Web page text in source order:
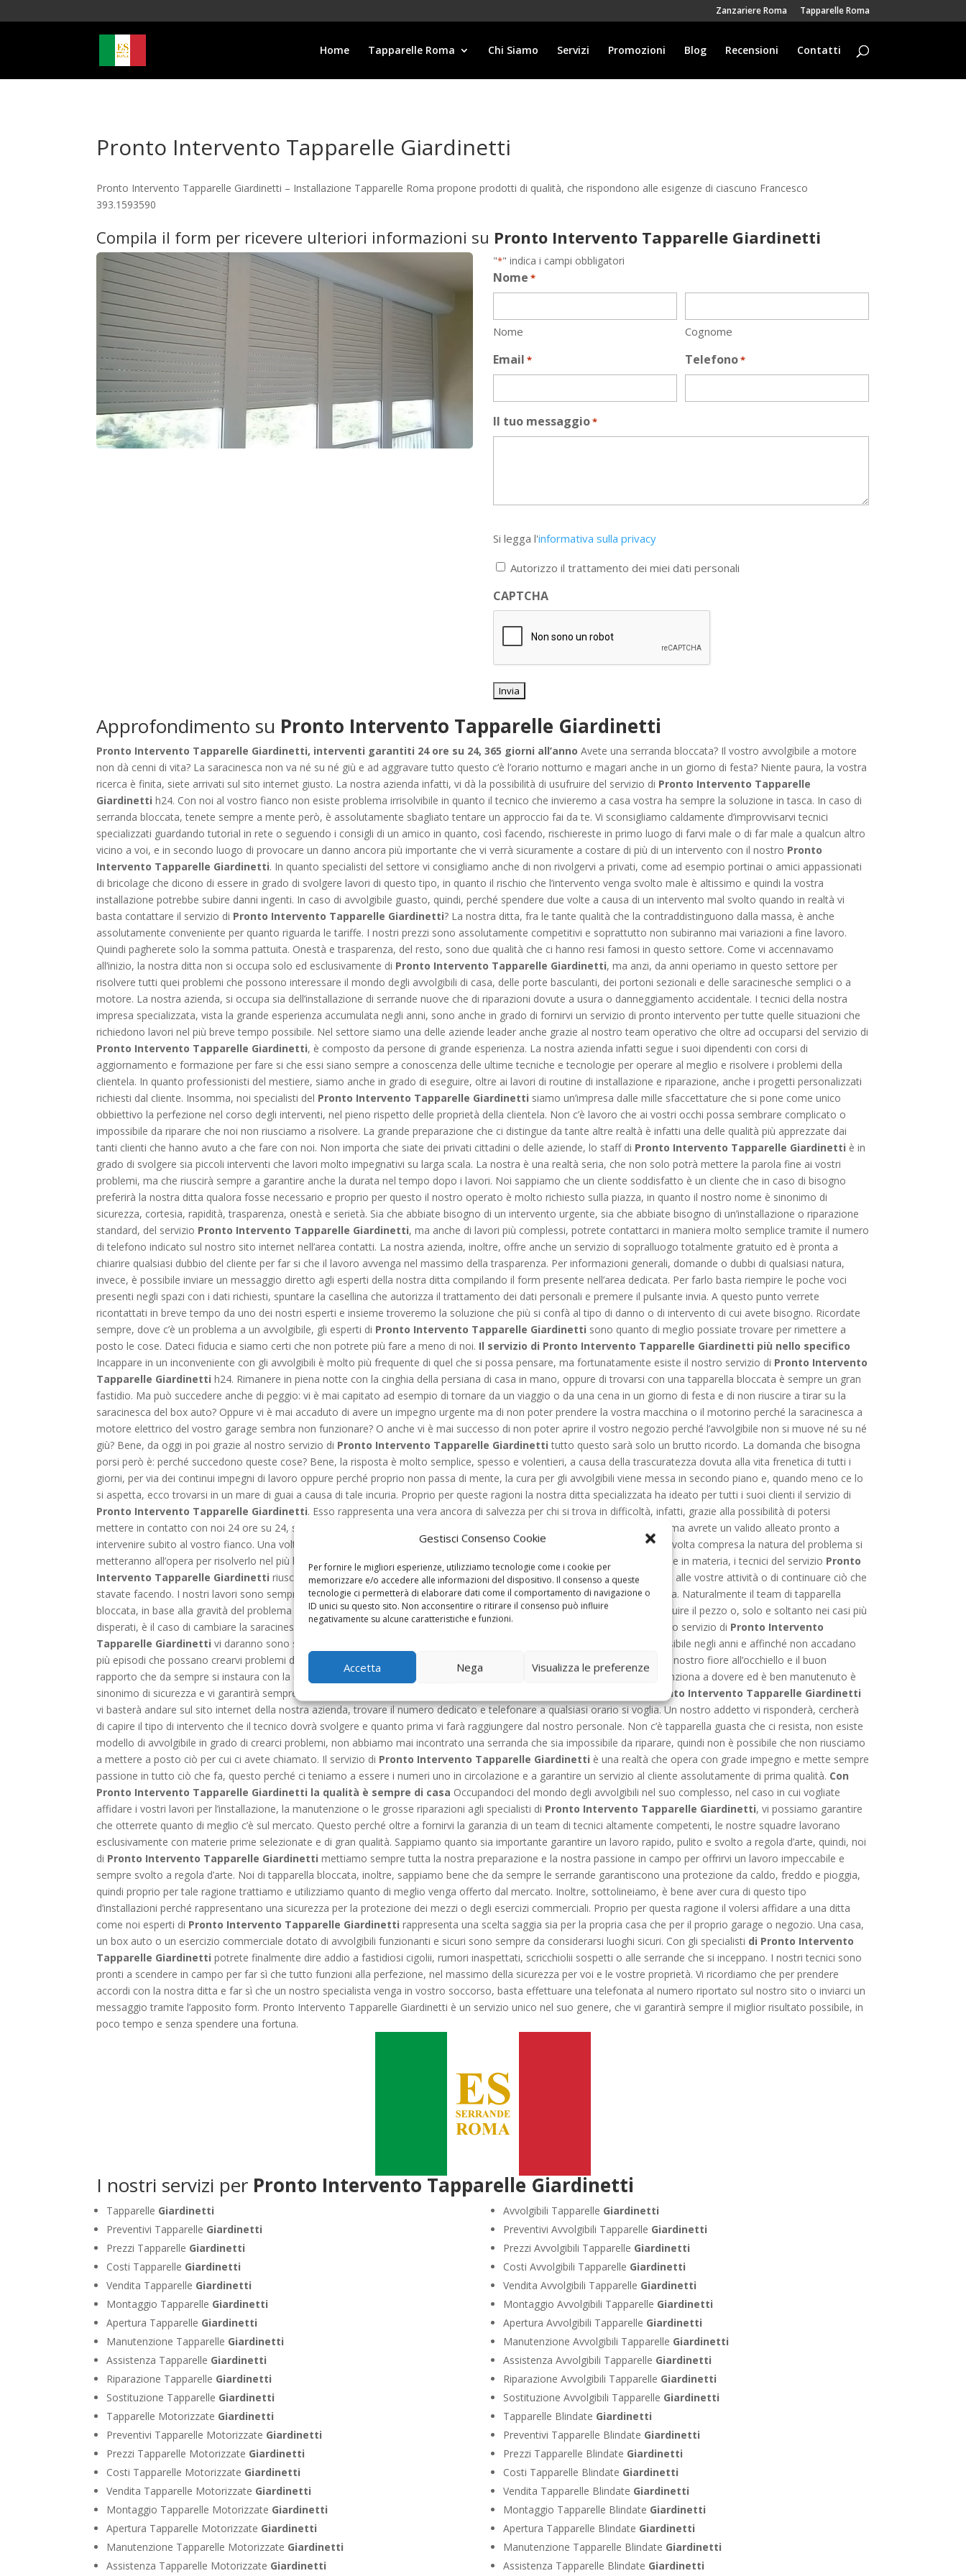
Gestisci Consenso Cookie
Per fornire le migliori esperienze, utilizziamo tecnologie come i cookie per
memorizzare e/o accedere alle informazioni del dispositivo. Il consenso a queste
tecnologie ci permetterà di elaborare dati come il comportamento di navigazione o
ID unici su questo sito. Non acconsentire o ritirare il consenso può influire
negativamente su alcune caratteristiche e funzioni.
Accetta Nega Visualizza le preferenze
Zanzariere Roma Tapparelle Roma
Home Tapparelle Roma Chi Siamo Servizi Promozioni Blog Recensioni Contatti
Pronto Intervento Tapparelle Giardinetti
Pronto Intervento Tapparelle Giardinetti – Installazione Tapparelle Roma propone prodotti di qualità, che rispondono alle esigenze di ciascuno Francesco
393.1593590
Compila il form per ricevere ulteriori informazioni su Pronto Intervento Tapparelle Giardinetti
"*" indica i campi obbligatori
Nome *
Nome Cognome
Email * Telefono*
Il tuo messaggio*
legga
l'informativa
privacy
*
Si legga l'informativa sulla privacy
Autorizzo il trattamento dei miei dati personali
CAPTCHA
Approfondimento su Pronto Intervento Tapparelle Giardinetti
Pronto Intervento Tapparelle Giardinetti, interventi garantiti 24 ore su 24, 365 giorni all’anno Avete una serranda bloccata? Il vostro avvolgibile a motore
non dà cenni di vita? La saracinesca non va né su né giù e ad aggravare tutto questo c’è l’orario notturno e magari anche in un giorno di festa? Niente paura, la vostra
ricerca è finita, siete arrivati sul sito internet giusto. La nostra azienda infatti, vi dà la possibilità di usufruire del servizio di Pronto Intervento Tapparelle
Giardinetti h24. Con noi al vostro fianco non esiste problema irrisolvibile in quanto il tecnico che invieremo a casa vostra ha sempre la soluzione in tasca. In caso di
serranda bloccata, tenete sempre a mente però, è assolutamente sbagliato tentare un approccio fai da te. Vi sconsigliamo caldamente d’improvvisarvi tecnici
specializzati guardando tutorial in rete o seguendo i consigli di un amico in quanto, così facendo, rischiereste in primo luogo di farvi male o di far male a qualcun altro
vicino a voi, e in secondo luogo di provocare un danno ancora più importante che vi verrà sicuramente a costare di più di un intervento con il nostro Pronto
Intervento Tapparelle Giardinetti. In quanto specialisti del settore vi consigliamo anche di non rivolgervi a privati, come ad esempio portinai o amici appassionati
di bricolage che dicono di essere in grado di svolgere lavori di questo tipo, in quanto il rischio che l’intervento venga svolto male è altissimo e quindi la vostra
installazione potrebbe subire danni ingenti. In caso di avvolgibile guasto, quindi, perché spendere due volte a causa di un intervento mal svolto quando in realtà vi
basta contattare il servizio di Pronto Intervento Tapparelle Giardinetti? La nostra ditta, fra le tante qualità che la contraddistinguono dalla massa, è anche
assolutamente conveniente per quanto riguarda le tariffe. I nostri prezzi sono assolutamente competitivi e soprattutto non subiranno mai variazioni a fine lavoro.
Quindi pagherete solo la somma pattuita. Onestà e trasparenza, del resto, sono due qualità che ci hanno resi famosi in questo settore. Come vi accennavamo
all’inizio, la nostra ditta non si occupa solo ed esclusivamente di Pronto Intervento Tapparelle Giardinetti, ma anzi, da anni operiamo in questo settore per
risolvere tutti quei problemi che possono interessare il mondo degli avvolgibili di casa, delle porte basculanti, dei portoni sezionali e delle saracinesche semplici o a
motore. La nostra azienda, si occupa sia dell’installazione di serrande nuove che di riparazioni dovute a usura o danneggiamento accidentale. I tecnici della nostra
impresa specializzata, vista la grande esperienza accumulata negli anni, sono anche in grado di fornirvi un servizio di pronto intervento per tutte quelle situazioni che
richiedono lavori nel più breve tempo possibile. Nel settore siamo una delle aziende leader anche grazie al nostro team operativo che oltre ad occuparsi del servizio di
Pronto Intervento Tapparelle Giardinetti, è composto da persone di grande esperienza. La nostra azienda infatti segue i suoi dipendenti con corsi di
aggiornamento e formazione per fare si che essi siano sempre a conoscenza delle ultime tecniche e tecnologie per operare al meglio e risolvere i problemi della
clientela. In quanto professionisti del mestiere, siamo anche in grado di eseguire, oltre ai lavori di routine di installazione e riparazione, anche i progetti personalizzati
richiesti dal cliente. Insomma, noi specialisti del Pronto Intervento Tapparelle Giardinetti siamo un’impresa dalle mille sfaccettature che si pone come unico
obbiettivo la perfezione nel corso degli interventi, nel pieno rispetto delle proprietà della clientela. Non c’è lavoro che ai vostri occhi possa sembrare complicato o
impossibile da riparare che noi non riusciamo a risolvere. La grande preparazione che ci distingue da tante altre realtà è infatti una delle qualità più apprezzate dai
tanti clienti che hanno avuto a che fare con noi. Non importa che siate dei privati cittadini o delle aziende, lo staff di Pronto Intervento Tapparelle Giardinetti è in
grado di svolgere sia piccoli interventi che lavori molto impegnativi su larga scala. La nostra è una realtà seria, che non solo potrà mettere la parola fine ai vostri
problemi, ma che riuscirà sempre a garantire anche la durata nel tempo dopo i lavori. Noi sappiamo che un cliente soddisfatto è un cliente che in caso di bisogno
preferirà la nostra ditta qualora fosse necessario e proprio per questo il nostro operato è molto richiesto sulla piazza, in quanto il nostro nome è sinonimo di
sicurezza, cortesia, rapidità, trasparenza, onestà e serietà. Sia che abbiate bisogno di un intervento urgente, sia che abbiate bisogno di un’installazione o riparazione
standard, del servizio Pronto Intervento Tapparelle Giardinetti, ma anche di lavori più complessi, potrete contattarci in maniera molto semplice tramite il numero
di telefono indicato sul nostro sito internet nell’area contatti. La nostra azienda, inoltre, offre anche un servizio di sopralluogo totalmente gratuito ed è pronta a
chiarire qualsiasi dubbio del cliente per far si che il lavoro avvenga nel massimo della trasparenza. Per informazioni generali, domande o dubbi di qualsiasi natura,
invece, è possibile inviare un messaggio diretto agli esperti della nostra ditta compilando il form presente nell’area dedicata. Per farlo basta riempire le poche voci
presenti negli spazi con i dati richiesti, spuntare la casellina che autorizza il trattamento dei dati personali e premere il pulsante invia. A questo punto verrete
ricontattati in breve tempo da uno dei nostri esperti e insieme troveremo la soluzione che più si confà al tipo di danno o di intervento di cui avete bisogno. Ricordate
sempre, dove c’è un problema a un avvolgibile, gli esperti di Pronto Intervento Tapparelle Giardinetti sono quanto di meglio possiate trovare per rimettere a
posto le cose. Dateci fiducia e siamo certi che non potrete più fare a meno di noi. Il servizio di Pronto Intervento Tapparelle Giardinetti più nello specifico
Incappare in un inconveniente con gli avvolgibili è molto più frequente di quel che si possa pensare, ma fortunatamente esiste il nostro servizio di Pronto Intervento
Tapparelle Giardinetti h24. Rimanere in piena notte con la cinghia della persiana di casa in mano, oppure di trovarsi con una tapparella bloccata è sempre un gran
fastidio. Ma può succedere anche di peggio: vi è mai capitato ad esempio di tornare da un viaggio o da una cena in un giorno di festa e di non riuscire a tirar su la
saracinesca del box auto? Oppure vi è mai accaduto di avere un impegno urgente ma di non poter prendere la vostra macchina o il motorino perché la saracinesca a
motore elettrico del vostro garage sembra non funzionare? O anche vi è mai successo di non poter aprire il vostro negozio perché l’avvolgibile non si muove né su né
giù? Bene, da oggi in poi grazie al nostro servizio di Pronto Intervento Tapparelle Giardinetti tutto questo sarà solo un brutto ricordo. La domanda che bisogna
porsi però è: perché succedono queste cose? Bene, la risposta è molto semplice, spesso e volentieri, a causa della trascuratezza dovuta alla vita frenetica di tutti i
giorni, per via dei continui impegni di lavoro oppure perché proprio non passa di mente, la cura per gli avvolgibili viene messa in secondo piano e, quando meno ce lo
si aspetta, ecco trovarsi in un mare di guai a causa di tale incuria. Proprio per queste ragioni la nostra ditta specializzata ha ideato per tutti i suoi clienti il servizio di
Pronto Intervento Tapparelle Giardinetti. Esso rappresenta una vera ancora di salvezza per chi si trova in difficoltà, infatti, grazie alla possibilità di potersi
mettere in contatto con noi 24 ore su 24, sette giorni su sette festivi compresi, non sarete mai più soli in queste situazioni, ma avrete un valido alleato pronto a
intervenire subito al vostro fianco. Una volta contattati infatti, i nostri specialisti vi raggiungeranno all’indirizzo fornito e, una volta compresa la natura del problema si
metteranno all’opera per risolverlo nel più breve tempo possibile. Grazie all’esperienza maturata negli anni e alla preparazione in materia, i tecnici del servizio Pronto
Intervento Tapparelle Giardinetti riusciranno sempre a portare a termine il loro compito dandovi la possibilità di tornare alle vostre attività o di continuare ciò che
stavate facendo. I nostri lavori sono sempre rapidi, efficaci e ben svolti, quindi potete sentirvi davvero tutelati su tutta la linea. Naturalmente il team di tapparella
bloccata, in base alla gravità del problema vi consiglierà se è il caso di effettuare una semplice riparazione, se bisogna sostituire il pezzo o, solo e soltanto nei casi più
disperati, è il caso di cambiare la saracinesca. In ogni caso è bene che teniate presente che i consigli che gli esperti del nostro servizio di Pronto Intervento
Tapparelle Giardinetti vi daranno sono sempre mirati per far sì che le vostre avvolgibili possano durare il più a lungo possibile negli anni e affinché non accadano
più episodi che possano crearvi problemi di questo tipo. Trasparenza, professionalità e cortesia da sempre rappresentano il nostro fiore all’occhiello e il buon
rapporto che da sempre si instaura con la clientela ne è la prova tangibile. Tenete sempre a mente che un’avvolgibile che funziona a dovere ed è ben manutenuto è
sinonimo di sicurezza e vi garantirà sempre un senso di tranquillità sia in casa che al lavoro. Per contattare il servizio di
Pronto Intervento Tapparelle Giardinetti
vi basterà andare sul sito internet della nostra azienda, trovare il numero dedicato e telefonare a qualsiasi orario si voglia. Un nostro addetto vi risponderà, cercherà
di capire il tipo di intervento che il tecnico dovrà svolgere e quanto prima vi farà raggiungere dal nostro personale. Non c’è tapparella guasta che ci resista, non esiste
modello di avvolgibile in grado di crearci problemi, non abbiamo mai incontrato una serranda che sia impossibile da riparare, quindi non è possibile che non riusciamo
a mettere a posto ciò per cui ci avete chiamato. Il servizio di Pronto Intervento Tapparelle Giardinetti è una realtà che opera con grade impegno e mette sempre
passione in tutto ciò che fa, questo perché ci teniamo a essere i numeri uno in circolazione e a garantire un servizio al cliente assolutamente di prima qualità. Con
Pronto Intervento Tapparelle Giardinetti la qualità è sempre di casa Occupandoci del mondo degli avvolgibili nel suo complesso, nel caso in cui vogliate
affidare i vostri lavori per l’installazione, la manutenzione o le grosse riparazioni agli specialisti di Pronto Intervento Tapparelle Giardinetti, vi possiamo garantire
che otterrete quanto di meglio c’è sul mercato. Questo perché oltre a fornirvi la garanzia di un team di tecnici altamente competenti, le nostre squadre lavorano
esclusivamente con materie prime selezionate e di gran qualità. Sappiamo quanto sia importante garantire un lavoro rapido, pulito e svolto a regola d’arte, quindi, noi
di Pronto Intervento Tapparelle Giardinetti mettiamo sempre tutta la nostra preparazione e la nostra passione in campo per offrirvi un lavoro impeccabile e
sempre svolto a regola d’arte. Noi di tapparella bloccata, inoltre, sappiamo bene che da sempre le serrande garantiscono una protezione da caldo, freddo e pioggia,
quindi proprio per tale ragione trattiamo e utilizziamo quanto di meglio venga offerto dal mercato. Inoltre, sottolineiamo, è bene aver cura di questo tipo
d’installazioni perché rappresentano una sicurezza per la protezione dei mezzi o degli esercizi commerciali. Proprio per questa ragione il volersi affidare a una ditta
come noi esperti di Pronto Intervento Tapparelle Giardinetti rappresenta una scelta saggia sia per la propria casa che per il proprio garage o negozio. Una casa,
un box auto o un esercizio commerciale dotato di avvolgibili funzionanti e sicuri sono sempre da considerarsi luoghi sicuri. Con gli specialisti di Pronto Intervento
Tapparelle Giardinetti potrete finalmente dire addio a fastidiosi cigolii, rumori inaspettati, scricchiolii sospetti o alle serrande che si inceppano. I nostri tecnici sono
pronti a scendere in campo per far sì che tutto funzioni alla perfezione, nel massimo della sicurezza per voi e le vostre proprietà. Vi ricordiamo che per prendere
accordi con la nostra ditta e far sì che un nostro specialista venga in vostro soccorso, basta effettuare una telefonata al numero riportato sul nostro sito o inviarci un
messaggio tramite l’apposito form. Pronto Intervento Tapparelle Giardinetti è un servizio unico nel suo genere, che vi garantirà sempre il miglior risultato possibile, in
poco tempo e senza spendere una fortuna.
I nostri servizi per Pronto Intervento Tapparelle Giardinetti
Tapparelle Giardinetti
Preventivi Tapparelle Giardinetti
Prezzi Tapparelle Giardinetti
Costi Tapparelle Giardinetti
Vendita Tapparelle Giardinetti
Montaggio Tapparelle Giardinetti
Apertura Tapparelle Giardinetti
Manutenzione Tapparelle Giardinetti
Assistenza Tapparelle Giardinetti
Riparazione Tapparelle Giardinetti
Sostituzione Tapparelle Giardinetti
Tapparelle Motorizzate Giardinetti
Preventivi Tapparelle Motorizzate Giardinetti
Prezzi Tapparelle Motorizzate Giardinetti
Costi Tapparelle Motorizzate Giardinetti
Vendita Tapparelle Motorizzate Giardinetti
Montaggio Tapparelle Motorizzate Giardinetti
Apertura Tapparelle Motorizzate Giardinetti
Manutenzione Tapparelle Motorizzate Giardinetti
Assistenza Tapparelle Motorizzate Giardinetti
Avvolgibili Tapparelle Giardinetti
Preventivi Avvolgibili Tapparelle Giardinetti
Prezzi Avvolgibili Tapparelle Giardinetti
Costi Avvolgibili Tapparelle Giardinetti
Vendita Avvolgibili Tapparelle Giardinetti
Montaggio Avvolgibili Tapparelle Giardinetti
Apertura Avvolgibili Tapparelle Giardinetti
Manutenzione Avvolgibili Tapparelle Giardinetti
Assistenza Avvolgibili Tapparelle Giardinetti
Riparazione Avvolgibili Tapparelle Giardinetti
Sostituzione Avvolgibili Tapparelle Giardinetti
Tapparelle Blindate Giardinetti
Preventivi Tapparelle Blindate Giardinetti
Prezzi Tapparelle Blindate Giardinetti
Costi Tapparelle Blindate Giardinetti
Vendita Tapparelle Blindate Giardinetti
Montaggio Tapparelle Blindate Giardinetti
Apertura Tapparelle Blindate Giardinetti
Manutenzione Tapparelle Blindate Giardinetti
Assistenza Tapparelle Blindate Giardinetti